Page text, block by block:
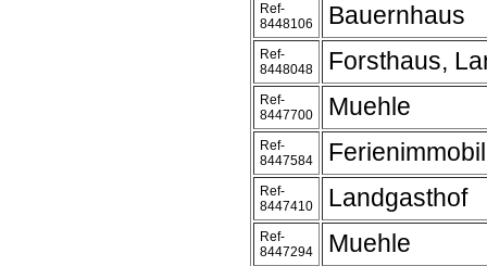
Ref-
8448106
Bauernhaus
Ref-
8448048
Forsthaus,
Ref-
8447700
Muehle
Ref-
8447584
Ref-
8447410
Landgasthof
Ref-
8447294
Muehle